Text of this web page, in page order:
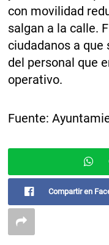
con movilidad
salgan a la calle.
ciudadanos a
del personal que
operativo.
Fuente:
Compartir en